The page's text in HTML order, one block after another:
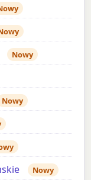
Nowy
Nowy
Nowy